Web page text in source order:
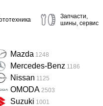
Запчасти,
шины, сервис
Mazda 1248
Mercedes-Benz 1186
Nissan 1125
OMODA 2503
Suzuki 1001